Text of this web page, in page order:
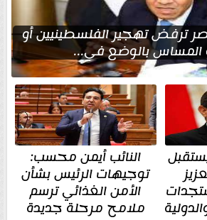
ترفض تهجير الفلسطينيين أو
المساس بالوضع في...
النائب أيمن محسب:
توجيهات الرئيس بشأن
الأمن الغذائي ترسم
ملامح مرحلة جديدة